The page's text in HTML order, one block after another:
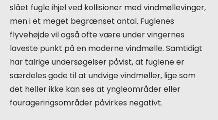
slået fugle ihjel ved kollisioner med vindmøllevinger,
men i et meget begrænset antal. Fuglenes
flyvehøjde vil også ofte være under vingernes
laveste punkt på en moderne vindmølle. Samtidigt
har talrige undersøgelser påvist, at fuglene er
særdeles gode til at undvige vindmøller, lige som
det heller ikke kan ses at yngleområder eller
fourageringsområder påvirkes negativt.